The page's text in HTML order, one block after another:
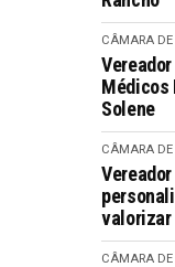
CÂMARA
Médicos
Solene
CÂMARA
valorizar
CÂMARA